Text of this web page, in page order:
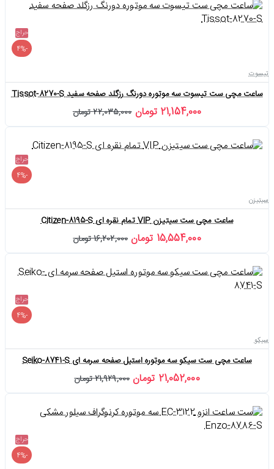
حراج
-4%
تیسوت
ساعت مچی ست تیسوت سه موتوره دورنگ رزگلد صفحه سفید Tissot-8270-S
21,154,000 تومان 22,035,000 تومان
حراج
-4%
سیتیزن
ساعت مچی ست سیتیزن VIP تمام نقره ای Citizen-8195-S
15,554,000 تومان 16,202,000 تومان
حراج
-4%
سیکو
ساعت مچی ست سیکو سه موتوره استیل صفحه سرمه ای Seiko-8741-S
21,052,000 تومان 21,929,000 تومان
حراج
-4%